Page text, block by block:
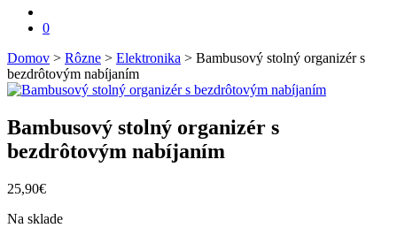
0
Domov > Rôzne > Elektronika > Bambusový stolný organizér s
bezdrôtovým nabíjaním
Bambusový stolný organizér s
bezdrôtovým nabíjaním
25,90€
Na sklade